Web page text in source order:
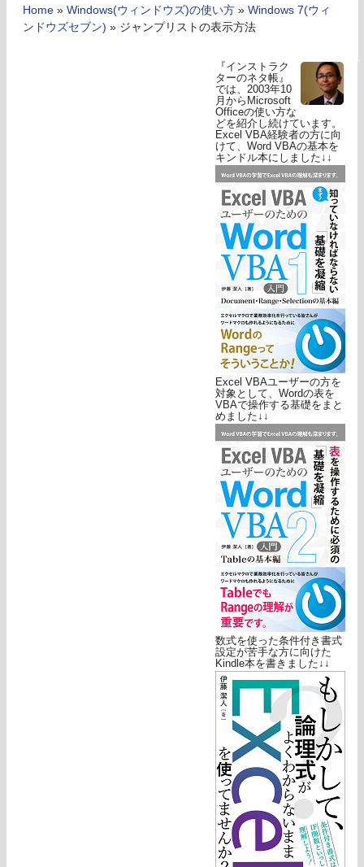
Home » Windows(ウィンドウズ)の使い方 » Windows 7(ウィ
ンドウズセブン) » ジャンプリストの表示方法
『インストラク
ターのネタ帳』
では、2003年10
月からMicrosoft
Officeの使い方な
どを紹介し続けています。
Excel VBA経験者の方に向
けて、Word VBAの基本を
キンドル本にしました↓↓
Excel VBAユーザーの方を
対象として、Wordの表を
VBAで操作する基礎をまと
めました↓↓
数式を使った条件付き書式
設定が苦手な方に向けた
Kindle本を書きました↓↓